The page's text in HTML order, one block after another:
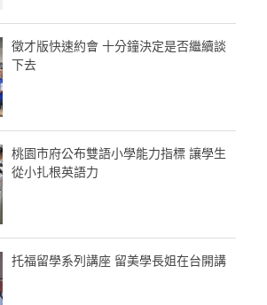
徵才版快速約會 十分鐘決定是否繼續談
下去
桃園市府公布雙語小學能力指標 讓學生
從小扎根英語力
托福留學系列講座 留美學長姐在台開講